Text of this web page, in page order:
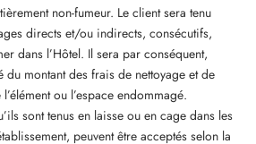
non-fumeur. Le client sera tenu
directs et/ou indirects, consécutifs,
dans l’Hôtel. Il sera par conséquent,
du montant des frais de nettoyage et de
ou l’espace endommagé.
sont tenus en laisse ou en cage dans les
peuvent être acceptés selon la